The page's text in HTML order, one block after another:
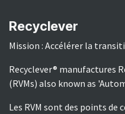
Recyclever
Mission : Accélérer la
Recyclever® manufactures
(RVMs) also known as
Les RVM sont des points